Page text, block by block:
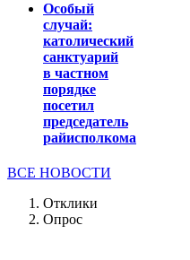
Особый
случай:
католический
санктуарий
в частном
порядке
посетил
председатель
райисполкома
ВСЕ НОВОСТИ
Отклики
Опрос